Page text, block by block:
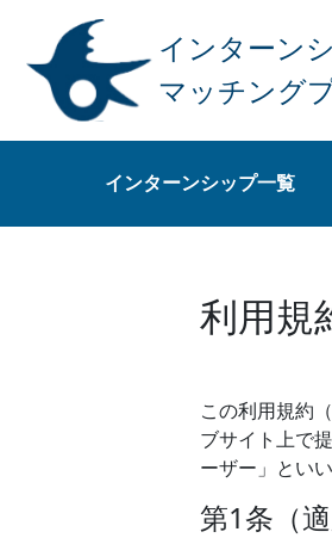
インターン
マッチング
インターンシップ一覧
利用規
この利用規約
ブサイト上で
ーザー」とい
第1条（適